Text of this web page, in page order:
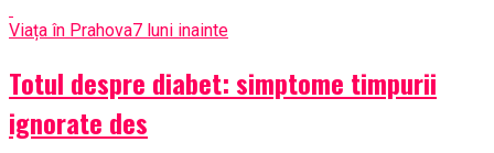
Viața în Prahova7 luni inainte
Totul despre diabet: simptome timpurii
ignorate des